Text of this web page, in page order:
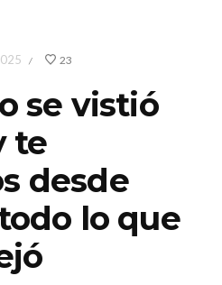
/ 23
se vistió
te
desde
lo que